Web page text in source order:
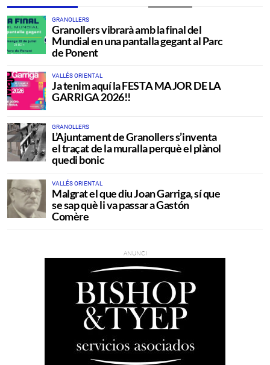
GRANOLLERS
Granollers vibrarà amb la final del
Mundial en una pantalla gegant al Parc
de Ponent
VALLÉS ORIENTAL
Ja tenim aquí la FESTA MAJOR DE LA
GARRIGA 2026!!
GRANOLLERS
L’Ajuntament de Granollers s’inventa
el traçat de la muralla perquè el plànol
quedi bonic
VALLÉS ORIENTAL
Malgrat el que diu Joan Garriga, sí que
se sap què li va passar a Gastón
Comère